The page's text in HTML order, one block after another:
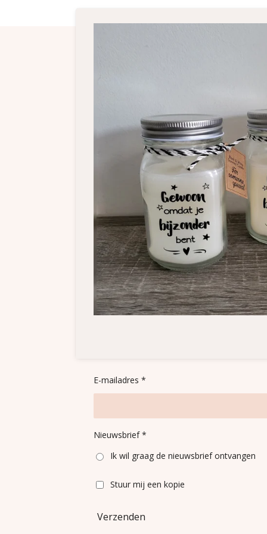
E-mailadres *
Nieuwsbrief *
Ik wil graag de nieuwsbrief ontvangen
Stuur mij een kopie
Verzenden